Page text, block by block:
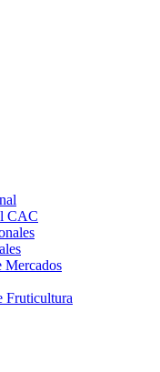
CAC
Mercados
Fruticultura